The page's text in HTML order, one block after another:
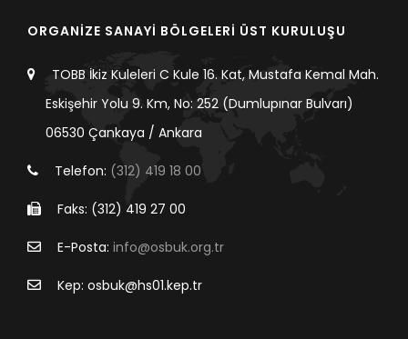
ORGANİZE SANAYİ BÖLGELERİ ÜST KURULUŞU
TOBB İkiz Kuleleri C Kule 16. Kat, Mustafa Kemal Mah.
Eskişehir Yolu 9. Km, No: 252 (Dumlupınar Bulvarı)
06530 Çankaya / Ankara
Telefon: (312) 419 18 00
Faks: (312) 419 27 00
E-Posta: info@osbuk.org.tr
Kep: osbuk@hs01.kep.tr